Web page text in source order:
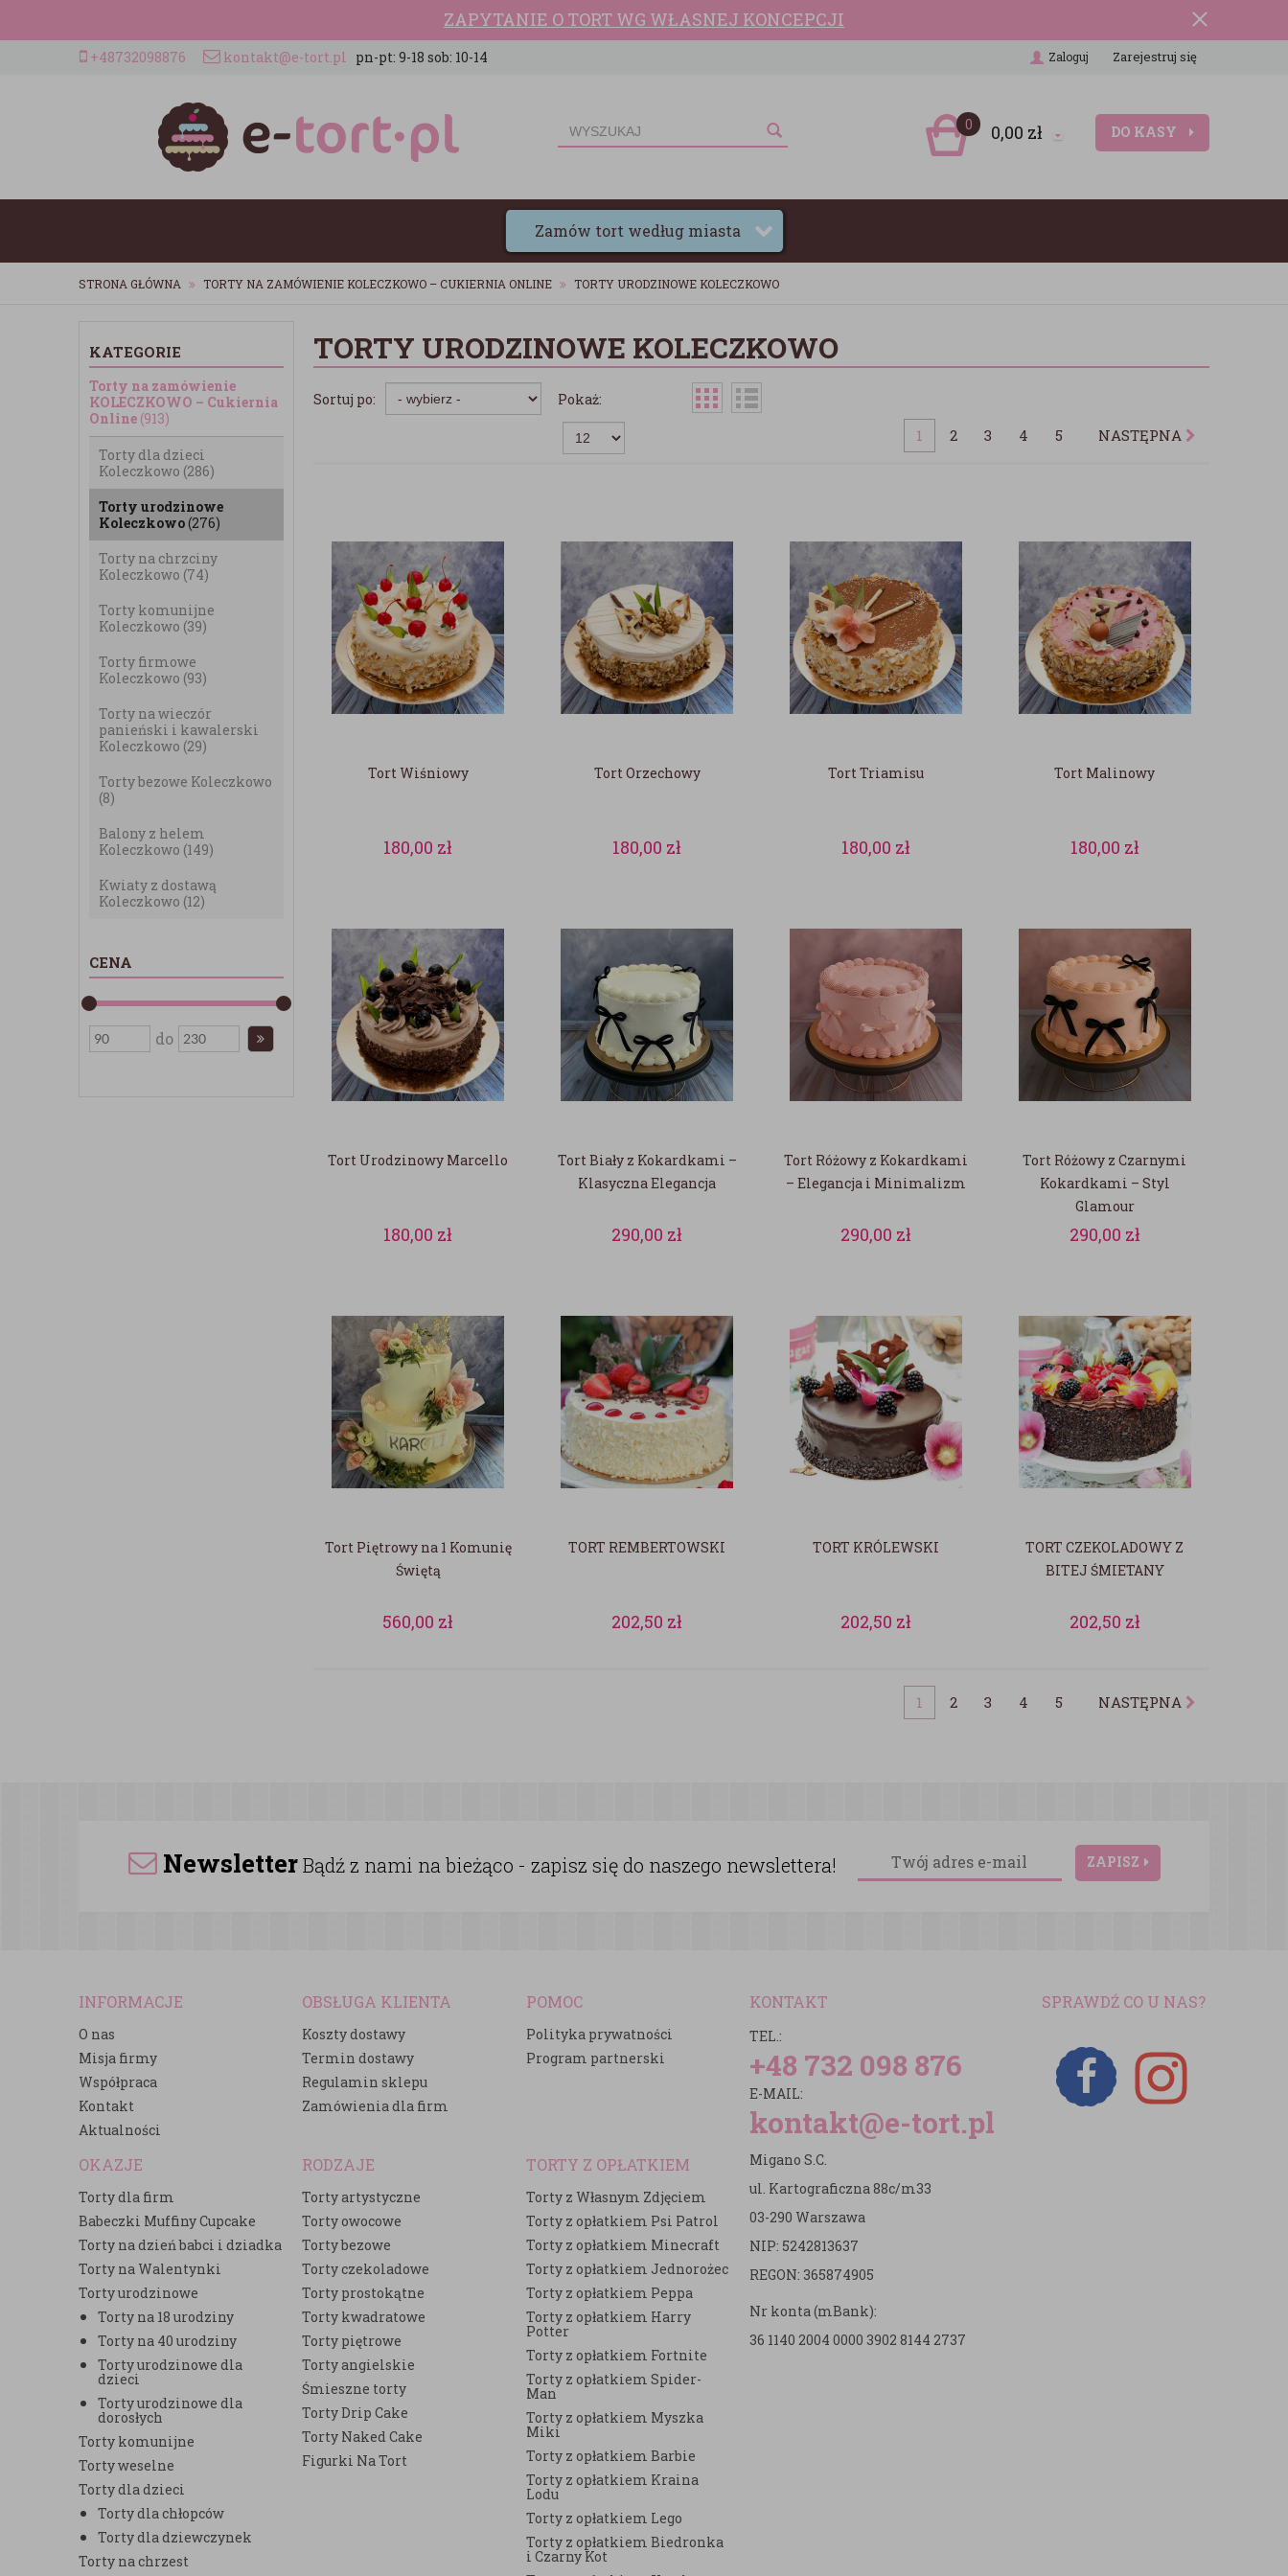
ZAPYTANIE O TORT WG WŁASNEJ KONCEPCJI
+48732098876 kontakt@e-tort.pl pn-pt: 9-18 sob: 10-14 Zaloguj Zarejestruj się
0 0,00 zł DO KASY
Zamów tort według miasta
STRONA GŁÓWNA TORTY NA ZAMÓWIENIE KOLECZKOWO – CUKIERNIA ONLINE TORTY URODZINOWE KOLECZKOWO
KATEGORIE
Torty na zamówienie
KOLECZKOWO – Cukiernia
Online (913)
Torty dla dzieci
Koleczkowo (286)
Torty urodzinowe
Koleczkowo(276)
Torty na chrzciny
Koleczkowo (74)
Torty komunijne
Koleczkowo (39)
Torty firmowe
Koleczkowo (93)
Torty na wieczór
panieński i kawalerski
Koleczkowo (29)
Torty bezowe Koleczkowo
(8)
Balony z helem
Koleczkowo (149)
Kwiaty z dostawą
Koleczkowo (12)
CENA
do
TORTY URODZINOWE KOLECZKOWO
Sortuj po: Pokaż:
1 2 3 4 5 NASTĘPNA
Tort Wiśniowy
180,00 zł
Tort Orzechowy
180,00 zł
Tort Triamisu
180,00 zł
Tort Malinowy
180,00 zł
Tort Urodzinowy Marcello
180,00 zł
Tort Biały z Kokardkami –
Klasyczna Elegancja
290,00 zł
Tort Różowy z Kokardkami
– Elegancja i Minimalizm
290,00 zł
Tort Różowy z Czarnymi
Kokardkami – Styl
Glamour
290,00 zł
Tort Piętrowy na 1 Komunię
Świętą
560,00 zł
TORT REMBERTOWSKI
202,50 zł
TORT KRÓLEWSKI
202,50 zł
TORT CZEKOLADOWY Z
BITEJ ŚMIETANY
202,50 zł
1 2 3 4 5 NASTĘPNA
NewsletterBądź z nami na bieżąco - zapisz się do naszego newslettera! ZAPISZ
INFORMACJE
O nas
Misja firmy
Współpraca
Kontakt
Aktualności
OBSŁUGA KLIENTA
Koszty dostawy
Termin dostawy
Regulamin sklepu
Zamówienia dla firm
POMOC
Polityka prywatności
Program partnerski
OKAZJE
Torty dla firm
Babeczki Muffiny Cupcake
Torty na dzień babci i dziadka
Torty na Walentynki
Torty urodzinowe
Torty na 18 urodziny
Torty na 40 urodziny
Torty urodzinowe dla
dzieci
Torty urodzinowe dla
dorosłych
Torty komunijne
Torty weselne
Torty dla dzieci
Torty dla chłopców
Torty dla dziewczynek
Torty na chrzest
RODZAJE
Torty artystyczne
Torty owocowe
Torty bezowe
Torty czekoladowe
Torty prostokątne
Torty kwadratowe
Torty piętrowe
Torty angielskie
Śmieszne torty
Torty Drip Cake
Torty Naked Cake
Figurki Na Tort
TORTY Z OPŁATKIEM
Torty z Własnym Zdjęciem
Torty z opłatkiem Psi Patrol
Torty z opłatkiem Minecraft
Torty z opłatkiem Jednorożec
Torty z opłatkiem Peppa
Torty z opłatkiem Harry
Potter
Torty z opłatkiem Fortnite
Torty z opłatkiem Spider-
Man
Torty z opłatkiem Myszka
Miki
Torty z opłatkiem Barbie
Torty z opłatkiem Kraina
Lodu
Torty z opłatkiem Lego
Torty z opłatkiem Biedronka
i Czarny Kot
KONTAKT
TEL.:
+48 732 098 876
E-MAIL:
kontakt@e-tort.pl
Migano S.C.
ul. Kartograficzna 88c/m33
03-290 Warszawa
NIP: 5242813637
REGON: 365874905
Nr konta (mBank):
36 1140 2004 0000 3902 8144 2737
SPRAWDŹ CO U NAS?